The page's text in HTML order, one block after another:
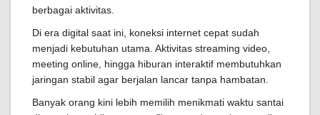
berbagai aktivitas.
Di era digital saat ini, koneksi internet cepat sudah
menjadi kebutuhan utama. Aktivitas streaming video,
meeting online, hingga hiburan interaktif membutuhkan
jaringan stabil agar berjalan lancar tanpa hambatan.
Banyak orang kini lebih memilih menikmati waktu santai